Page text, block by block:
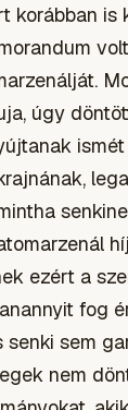
korábban is
úgy
ezért a
fog
senki sem
nem